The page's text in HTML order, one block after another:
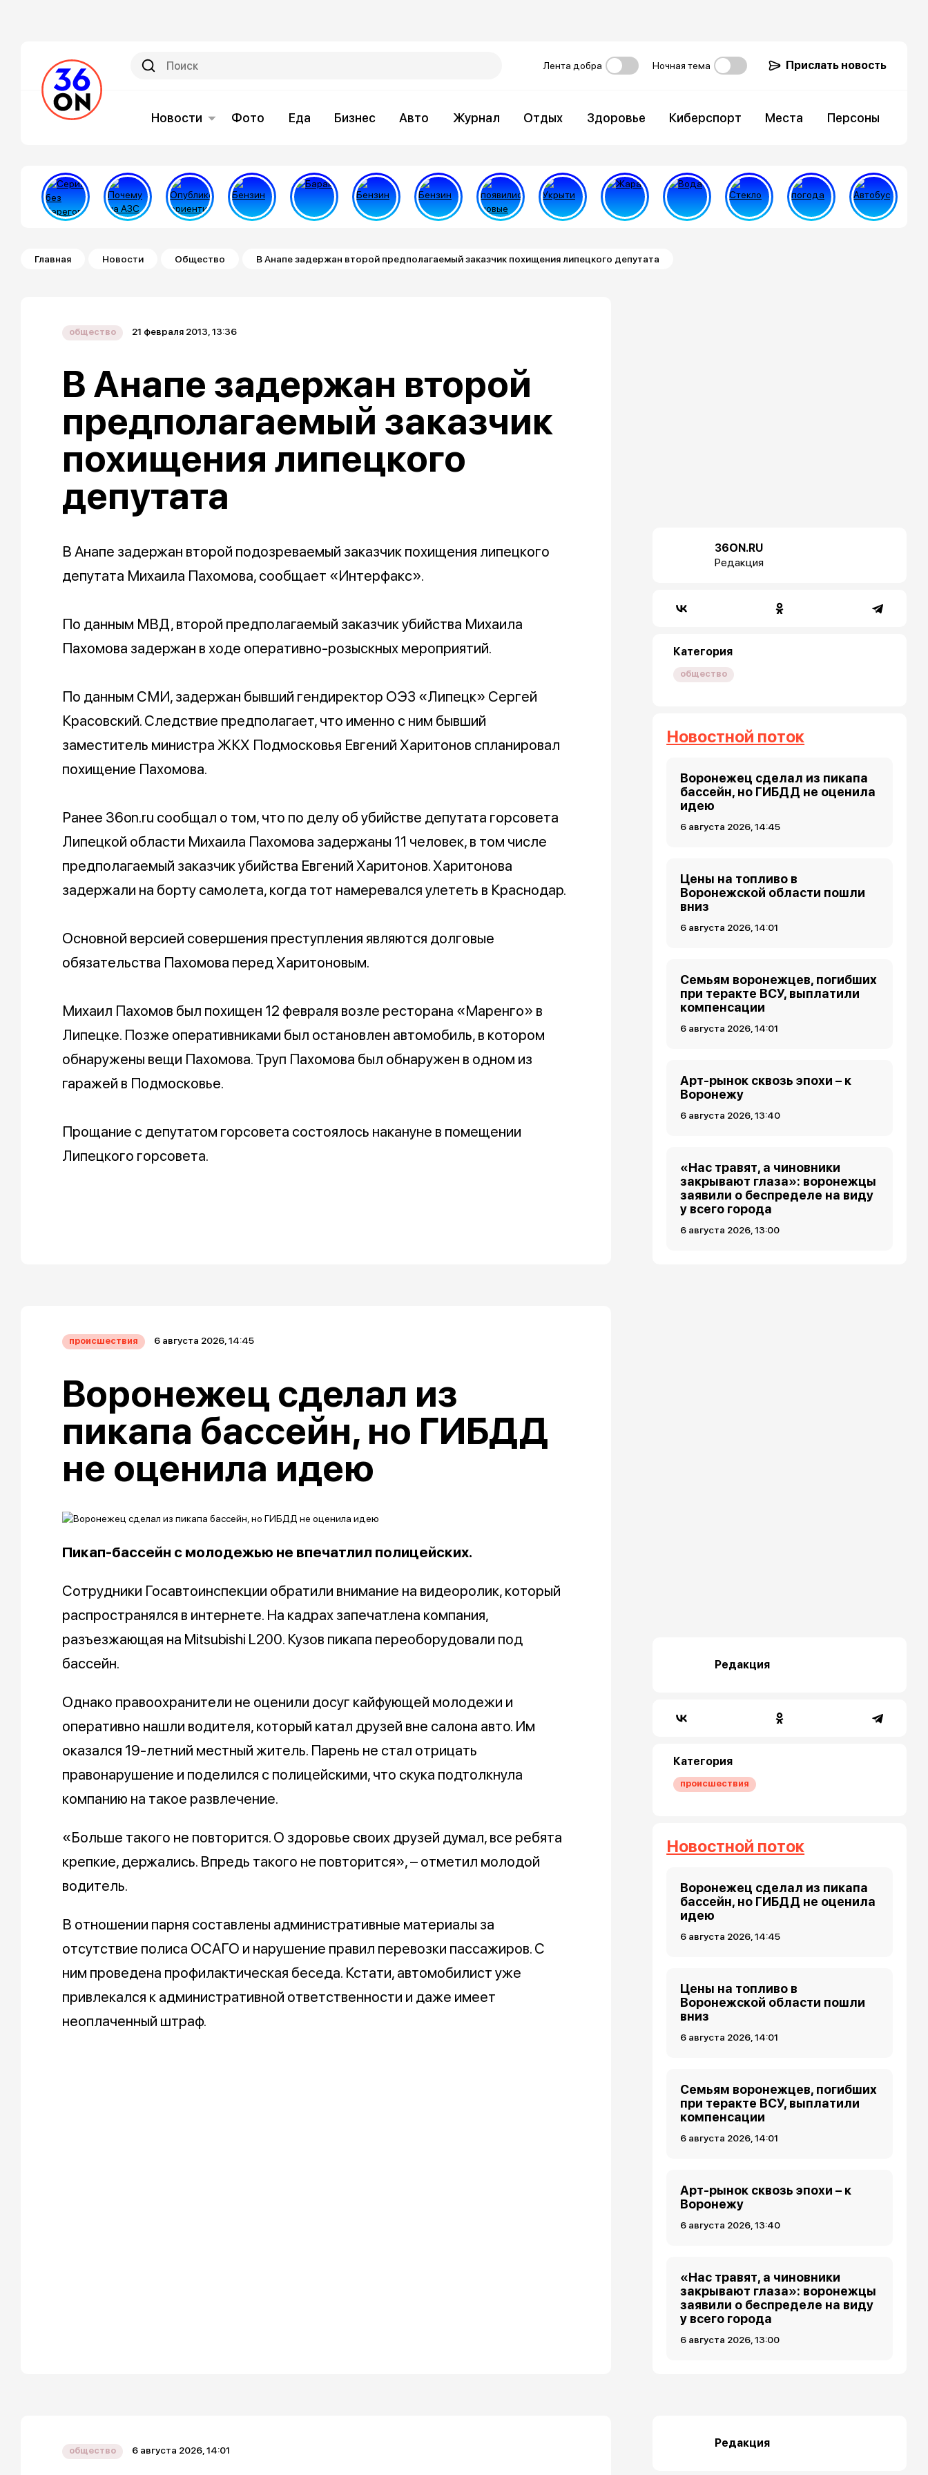
Лента добра Ночная тема Прислать новость
Новости Фото Еда Бизнес Авто Журнал Отдых Здоровье Киберспорт Места Персоны
Строка навигации
Главная Новости Общество В Анапе задержан второй предполагаемый заказчик похищения липецкого депутата
общество 21 февраля 2013, 13:36
В Анапе задержан второй
предполагаемый заказчик
похищения липецкого
депутата
В Анапе задержан второй подозреваемый заказчик похищения липецкого
депутата Михаила Пахомова, сообщает «Интерфакс».
По данным МВД, второй предполагаемый заказчик убийства Михаила
Пахомова задержан в ходе оперативно-розыскных мероприятий.
По данным СМИ, задержан бывший гендиректор ОЭЗ «Липецк» Сергей
Красовский. Следствие предполагает, что именно с ним бывший
заместитель министра ЖКХ Подмосковья Евгений Харитонов спланировал
похищение Пахомова.
Ранее 36on.ru сообщал о том, что по делу об убийстве депутата горсовета
Липецкой области Михаила Пахомова задержаны 11 человек, в том числе
предполагаемый заказчик убийства Евгений Харитонов. Харитонова
задержали на борту самолета, когда тот намеревался улететь в Краснодар.
Основной версией совершения преступления являются долговые
обязательства Пахомова перед Харитоновым.
Михаил Пахомов был похищен 12 февраля возле ресторана «Маренго» в
Липецке. Позже оперативниками был остановлен автомобиль, в котором
обнаружены вещи Пахомова. Труп Пахомова был обнаружен в одном из
гаражей в Подмосковье.
Прощание с депутатом горсовета состоялось накануне в помещении
Липецкого горсовета.
36ON.RU
Редакция
Категория
общество
Новостной поток
Воронежец сделал из пикапа
бассейн, но ГИБДД не оценила
идею
6 августа 2026, 14:45
Цены на топливо в
Воронежской области пошли
вниз
6 августа 2026, 14:01
Семьям воронежцев, погибших
при теракте ВСУ, выплатили
компенсации
6 августа 2026, 14:01
Арт-рынок сквозь эпохи – к
Воронежу
6 августа 2026, 13:40
«Нас травят, а чиновники
закрывают глаза»: воронежцы
заявили о беспределе на виду
у всего города
6 августа 2026, 13:00
происшествия 6 августа 2026, 14:45
Воронежец сделал из
пикапа бассейн, но ГИБДД
не оценила идею
Пикап-бассейн с молодежью не впечатлил полицейских.
Сотрудники Госавтоинспекции обратили внимание на видеоролик, который
распространялся в интернете. На кадрах запечатлена компания,
разъезжающая на Mitsubishi L200. Кузов пикапа переоборудовали под
бассейн.
Однако правоохранители не оценили досуг кайфующей молодежи и
оперативно нашли водителя, который катал друзей вне салона авто. Им
оказался 19-летний местный житель. Парень не стал отрицать
правонарушение и поделился с полицейскими, что скука подтолкнула
компанию на такое развлечение.
«Больше такого не повторится. О здоровье своих друзей думал, все ребята
крепкие, держались. Впредь такого не повторится», – отметил молодой
водитель.
В отношении парня составлены административные материалы за
отсутствие полиса ОСАГО и нарушение правил перевозки пассажиров. С
ним проведена профилактическая беседа. Кстати, автомобилист уже
привлекался к административной ответственности и даже имеет
неоплаченный штраф.
Редакция
Категория
происшествия
Новостной поток
Воронежец сделал из пикапа
бассейн, но ГИБДД не оценила
идею
6 августа 2026, 14:45
Цены на топливо в
Воронежской области пошли
вниз
6 августа 2026, 14:01
Семьям воронежцев, погибших
при теракте ВСУ, выплатили
компенсации
6 августа 2026, 14:01
Арт-рынок сквозь эпохи – к
Воронежу
6 августа 2026, 13:40
«Нас травят, а чиновники
закрывают глаза»: воронежцы
заявили о беспределе на виду
у всего города
6 августа 2026, 13:00
общество 6 августа 2026, 14:01
Редакция